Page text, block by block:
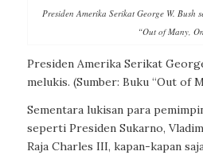
Presiden Amerika Serikat George W. Bush
“Out of Many,
Presiden Amerika Serikat
melukis. (Sumber: Buku “Out of
Sementara lukisan para
seperti Presiden Sukarno,
Raja Charles III, kapan-kapan